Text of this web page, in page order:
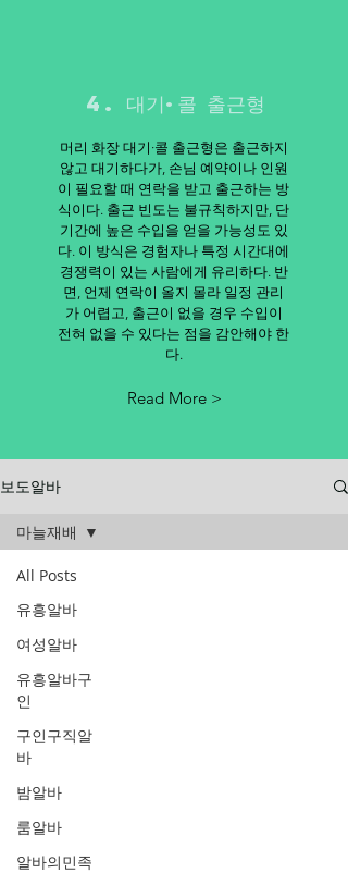
4. 대기·콜 출근형
머리 화장 대기·콜 출근형은 출근하지
않고 대기하다가, 손님 예약이나 인원
이 필요할 때 연락을 받고 출근하는 방
식이다. 출근 빈도는 불규칙하지만, 단
기간에 높은 수입을 얻을 가능성도 있
다. 이 방식은 경험자나 특정 시간대에
경쟁력이 있는 사람에게 유리하다. 반
면, 언제 연락이 올지 몰라 일정 관리
가 어렵고, 출근이 없을 경우 수입이
전혀 없을 수 있다는 점을 감안해야 한
다.
Read More >
보도알바
All Posts
유흥알바
여성알바
유흥알바구
인
구인구직알
바
밤알바
룸알바
알바의민족
마늘재배